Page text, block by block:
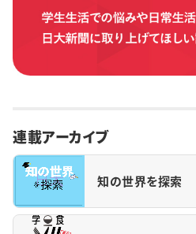
連載アーカイブ
知の世界を探索